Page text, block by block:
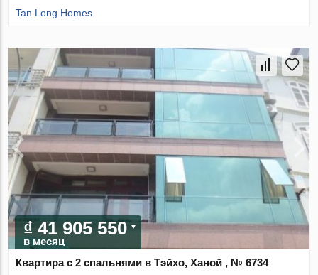
Tan Long Homes
₫ 41 905 550
в месяц
Квартира с 2 спальнями в Тэйхо, Ханой , № 6734